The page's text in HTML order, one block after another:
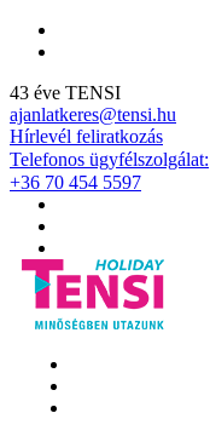
43 éve TENSI
ajanlatkeres@tensi.hu
Hírlevél feliratkozás
Telefonos ügyfélszolgálat:
+36 70 454 5597